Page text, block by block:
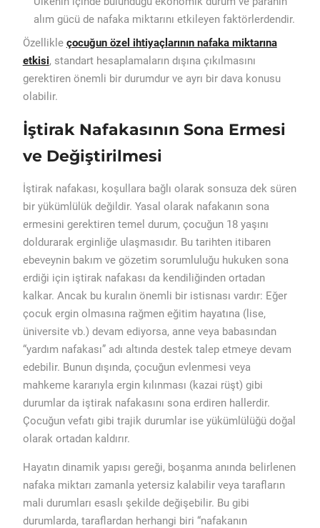
alım gücü de nafaka miktarını etkileyen faktörlerdendir.
Özellikle çocuğun özel ihtiyaçlarının nafaka miktarına
etkisi, standart hesaplamaların dışına çıkılmasını
gerektiren önemli bir durumdur ve ayrı bir dava konusu
olabilir.
İştirak Nafakasının Sona Ermesi
ve Değiştirilmesi
İştirak nafakası, koşullara bağlı olarak sonsuza dek süren
bir yükümlülük değildir. Yasal olarak nafakanın sona
ermesini gerektiren temel durum, çocuğun 18 yaşını
doldurarak erginliğe ulaşmasıdır. Bu tarihten itibaren
ebeveynin bakım ve gözetim sorumluluğu hukuken sona
erdiği için iştirak nafakası da kendiliğinden ortadan
kalkar. Ancak bu kuralın önemli bir istisnası vardır: Eğer
çocuk ergin olmasına rağmen eğitim hayatına (lise,
üniversite vb.) devam ediyorsa, anne veya babasından
“yardım nafakası” adı altında destek talep etmeye devam
edebilir. Bunun dışında, çocuğun evlenmesi veya
mahkeme kararıyla ergin kılınması (kazai rüşt) gibi
durumlar da iştirak nafakasını sona erdiren hallerdir.
Çocuğun vefatı gibi trajik durumlar ise yükümlülüğü doğal
olarak ortadan kaldırır.
Hayatın dinamik yapısı gereği, boşanma anında belirlenen
nafaka miktarı zamanla yetersiz kalabilir veya tarafların
mali durumları esaslı şekilde değişebilir. Bu gibi
durumlarda, taraflardan herhangi biri “nafakanın